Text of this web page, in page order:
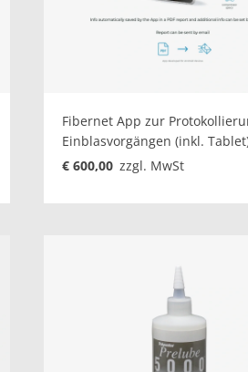
Fibernet App zur
Einblasvorgängen (inkl.
€ 600,00 zzgl. MwSt